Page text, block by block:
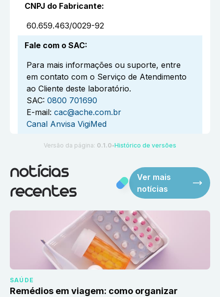
CNPJ do Fabricante:
60.659.463/0029-92
Fale com o SAC:
Para mais informações ou suporte, entre
em contato com o Serviço de Atendimento
ao Cliente deste laboratório.
SAC: 0800 701690
E-mail: cac@ache.com.br
Canal Anvisa VigiMed
Versão da página: 0.1.0 ●Histórico de versões
notícias
recentes
Ver mais
notícias
SAÚDE
Remédios em viagem: como organizar